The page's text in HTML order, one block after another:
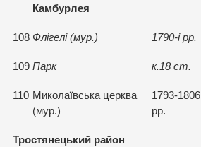
Камбурлея
108 Флiгелi (мур.) 1790-i рр.
109 Парк к.18 ст.
110 Миколаївська церква
(мур.)
1793-1806
рр.
Тростянецький район